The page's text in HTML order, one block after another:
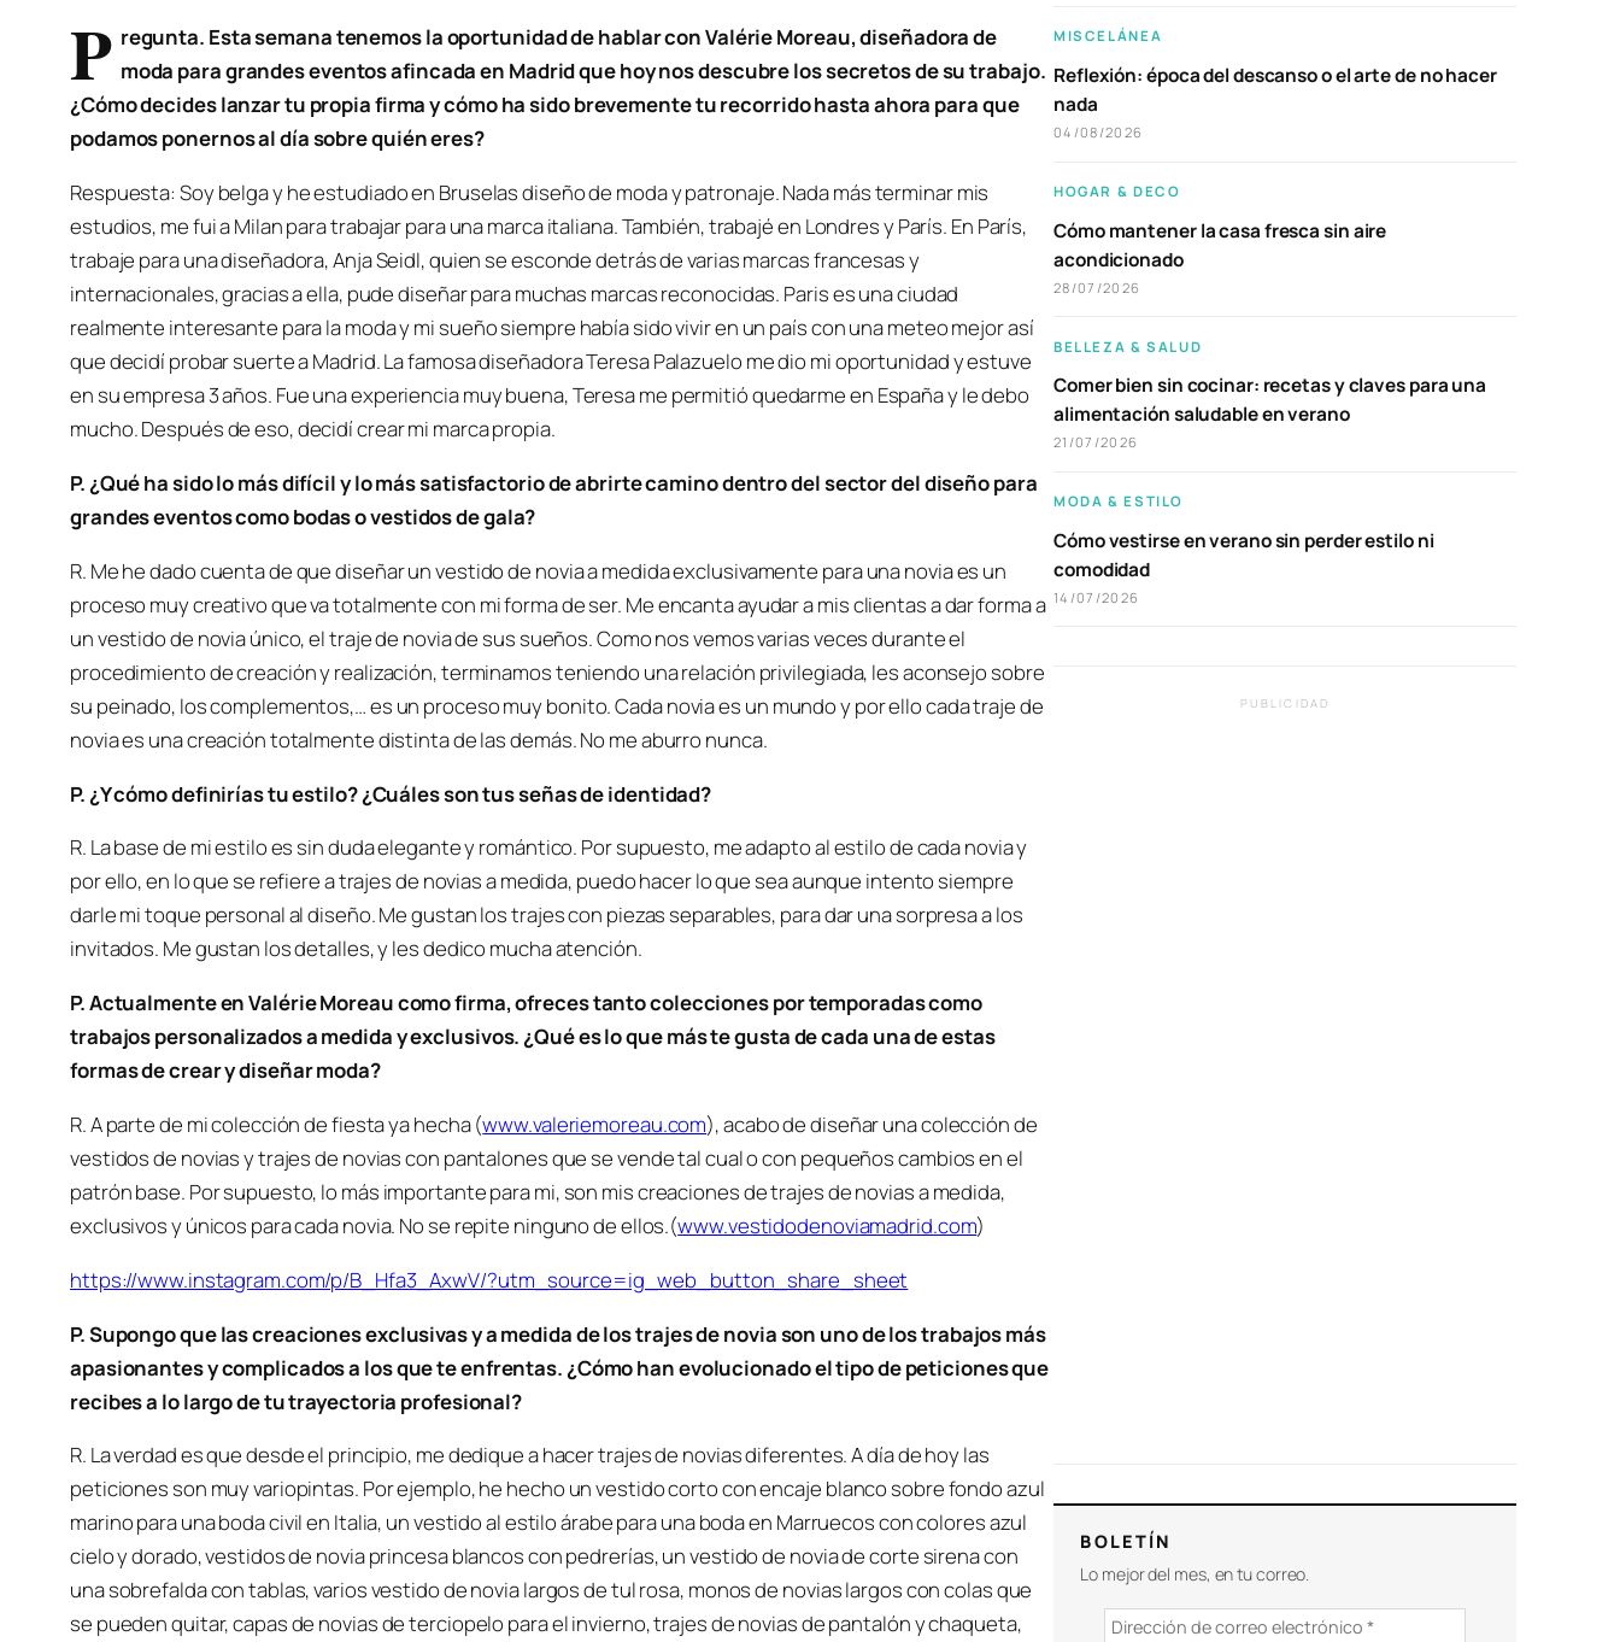
P regunta. Esta semana tenemos la oportunidad de hablar con Valérie Moreau, diseñadora de
moda para grandes eventos afincada en Madrid que hoy nos descubre los secretos de su trabajo.
¿Cómo decides lanzar tu propia firma y cómo ha sido brevemente tu recorrido hasta ahora para que
podamos ponernos al día sobre quién eres?
Respuesta: Soy belga y he estudiado en Bruselas diseño de moda y patronaje. Nada más terminar mis
estudios, me fui a Milan para trabajar para una marca italiana. También, trabajé en Londres y París. En París,
trabaje para una diseñadora, Anja Seidl, quien se esconde detrás de varias marcas francesas y
internacionales, gracias a ella, pude diseñar para muchas marcas reconocidas. Paris es una ciudad
realmente interesante para la moda y mi sueño siempre había sido vivir en un país con una meteo mejor así
que decidí probar suerte a Madrid. La famosa diseñadora Teresa Palazuelo me dio mi oportunidad y estuve
en su empresa 3 años. Fue una experiencia muy buena, Teresa me permitió quedarme en España y le debo
mucho. Después de eso, decidí crear mi marca propia.
P. ¿Qué ha sido lo más difícil y lo más satisfactorio de abrirte camino dentro del sector del diseño para
grandes eventos como bodas o vestidos de gala?
R. Me he dado cuenta de que diseñar un vestido de novia a medida exclusivamente para una novia es un
proceso muy creativo que va totalmente con mi forma de ser. Me encanta ayudar a mis clientas a dar forma a
un vestido de novia único, el traje de novia de sus sueños. Como nos vemos varias veces durante el
procedimiento de creación y realización, terminamos teniendo una relación privilegiada, les aconsejo sobre
su peinado, los complementos,… es un proceso muy bonito. Cada novia es un mundo y por ello cada traje de
novia es una creación totalmente distinta de las demás. No me aburro nunca.
P. ¿Y cómo definirías tu estilo? ¿Cuáles son tus señas de identidad?
R. La base de mi estilo es sin duda elegante y romántico. Por supuesto, me adapto al estilo de cada novia y
por ello, en lo que se refiere a trajes de novias a medida, puedo hacer lo que sea aunque intento siempre
darle mi toque personal al diseño. Me gustan los trajes con piezas separables, para dar una sorpresa a los
invitados. Me gustan los detalles, y les dedico mucha atención.
P. Actualmente en Valérie Moreau como firma, ofreces tanto colecciones por temporadas como
trabajos personalizados a medida y exclusivos. ¿Qué es lo que más te gusta de cada una de estas
formas de crear y diseñar moda?
R. A parte de mi colección de fiesta ya hecha (www.valeriemoreau.com), acabo de diseñar una colección de
vestidos de novias y trajes de novias con pantalones que se vende tal cual o con pequeños cambios en el
patrón base. Por supuesto, lo más importante para mi, son mis creaciones de trajes de novias a medida,
exclusivos y únicos para cada novia. No se repite ninguno de ellos.(www.vestidodenoviamadrid.com)
https://www.instagram.com/p/B_Hfa3_AxwV/?utm_source=ig_web_button_share_sheet
P. Supongo que las creaciones exclusivas y a medida de los trajes de novia son uno de los trabajos más
apasionantes y complicados a los que te enfrentas. ¿Cómo han evolucionado el tipo de peticiones que
recibes a lo largo de tu trayectoria profesional?
R. La verdad es que desde el principio, me dedique a hacer trajes de novias diferentes. A día de hoy las
peticiones son muy variopintas. Por ejemplo, he hecho un vestido corto con encaje blanco sobre fondo azul
marino para una boda civil en Italia, un vestido al estilo árabe para una boda en Marruecos con colores azul
cielo y dorado, vestidos de novia princesa blancos con pedrerías, un vestido de novia de corte sirena con
una sobrefalda con tablas, varios vestido de novia largos de tul rosa, monos de novias largos con colas que
se pueden quitar, capas de novias de terciopelo para el invierno, trajes de novias de pantalón y chaqueta,
MISCELÁNEA
Reflexión: época del descanso o el arte de no hacer
nada
04/08/2026
HOGAR & DECO
Cómo mantener la casa fresca sin aire
acondicionado
28/07/2026
BELLEZA & SALUD
Comer bien sin cocinar: recetas y claves para una
alimentación saludable en verano
21/07/2026
MODA & ESTILO
Cómo vestirse en verano sin perder estilo ni
comodidad
14/07/2026
PUBLICIDAD
BOLETÍN
Lo mejor del mes, en tu correo.